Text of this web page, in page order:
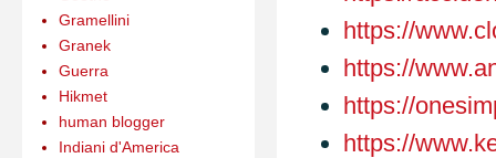
https://
https://
https://
https://
Gramellini
Granek
Guerra
Hikmet
human blogger
Indiani d'America